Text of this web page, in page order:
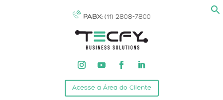
PABX: (11) 2808-7800
Acesse a Área do Cliente